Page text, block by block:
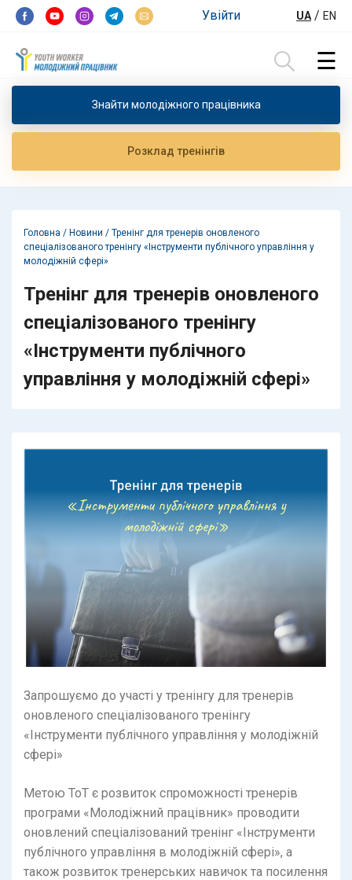
Перейти до контенту Увійти UA/ EN
Пошук: ☰
Знайти молодiжного працiвника
Розклад тренiнгiв
Головна / Новини / Тренінг для тренерів оновленого
спеціалізованого тренінгу «Інструменти публічного управління у
молодіжній сфері»
Тренінг для тренерів оновленого
спеціалізованого тренінгу
«Інструменти публічного
управління у молодіжній сфері»
Запрошуємо до участі у тренінгу для тренерів
оновленого спеціалізованого тренінгу
«Інструменти публічного управління у молодіжній
сфері»
Метою ТоТ є розвиток спроможності тренерів
програми «Молодіжний працівник» проводити
оновлений спеціалізований тренінг «Інструменти
публічного управління в молодіжній сфері», а
також розвиток тренерських навичок та посилення